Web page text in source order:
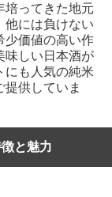
培ってきた地元
他には負けない
少価値の高い作
味しい日本酒が
にも人気の純米
供していま
と魅力